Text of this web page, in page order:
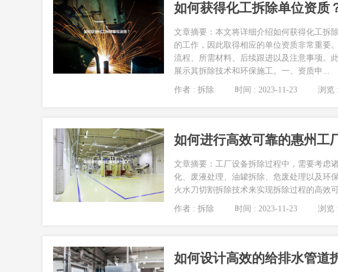
如何获得化工拆除单位资质
文章摘要：本文将详细介绍如何获得化工拆
的工作，因此取得相应的单位资质非常重要
流程、所需材料、后续跟进以及注意事项。
展示其拆除技术和环保施工。一、资质申...
作者 : 拆除 时间 : 2023-11-23 浏览
如何进行高效可靠的惠州工
文章摘要：工厂设备拆除过程中，需要考虑
化、废液处理、油罐拆除、危废处理以及环
火水刀切割拆除技术来实现拆除过程的高效
作者 : 拆除 时间 : 2023-11-23 浏览
如何设计高效的给排水管道